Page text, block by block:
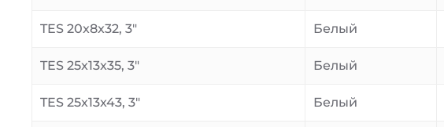
TES 20x8x32, 3″ Белый
TES 25x13x35, 3″ Белый
TES 25x13x43, 3″ Белый